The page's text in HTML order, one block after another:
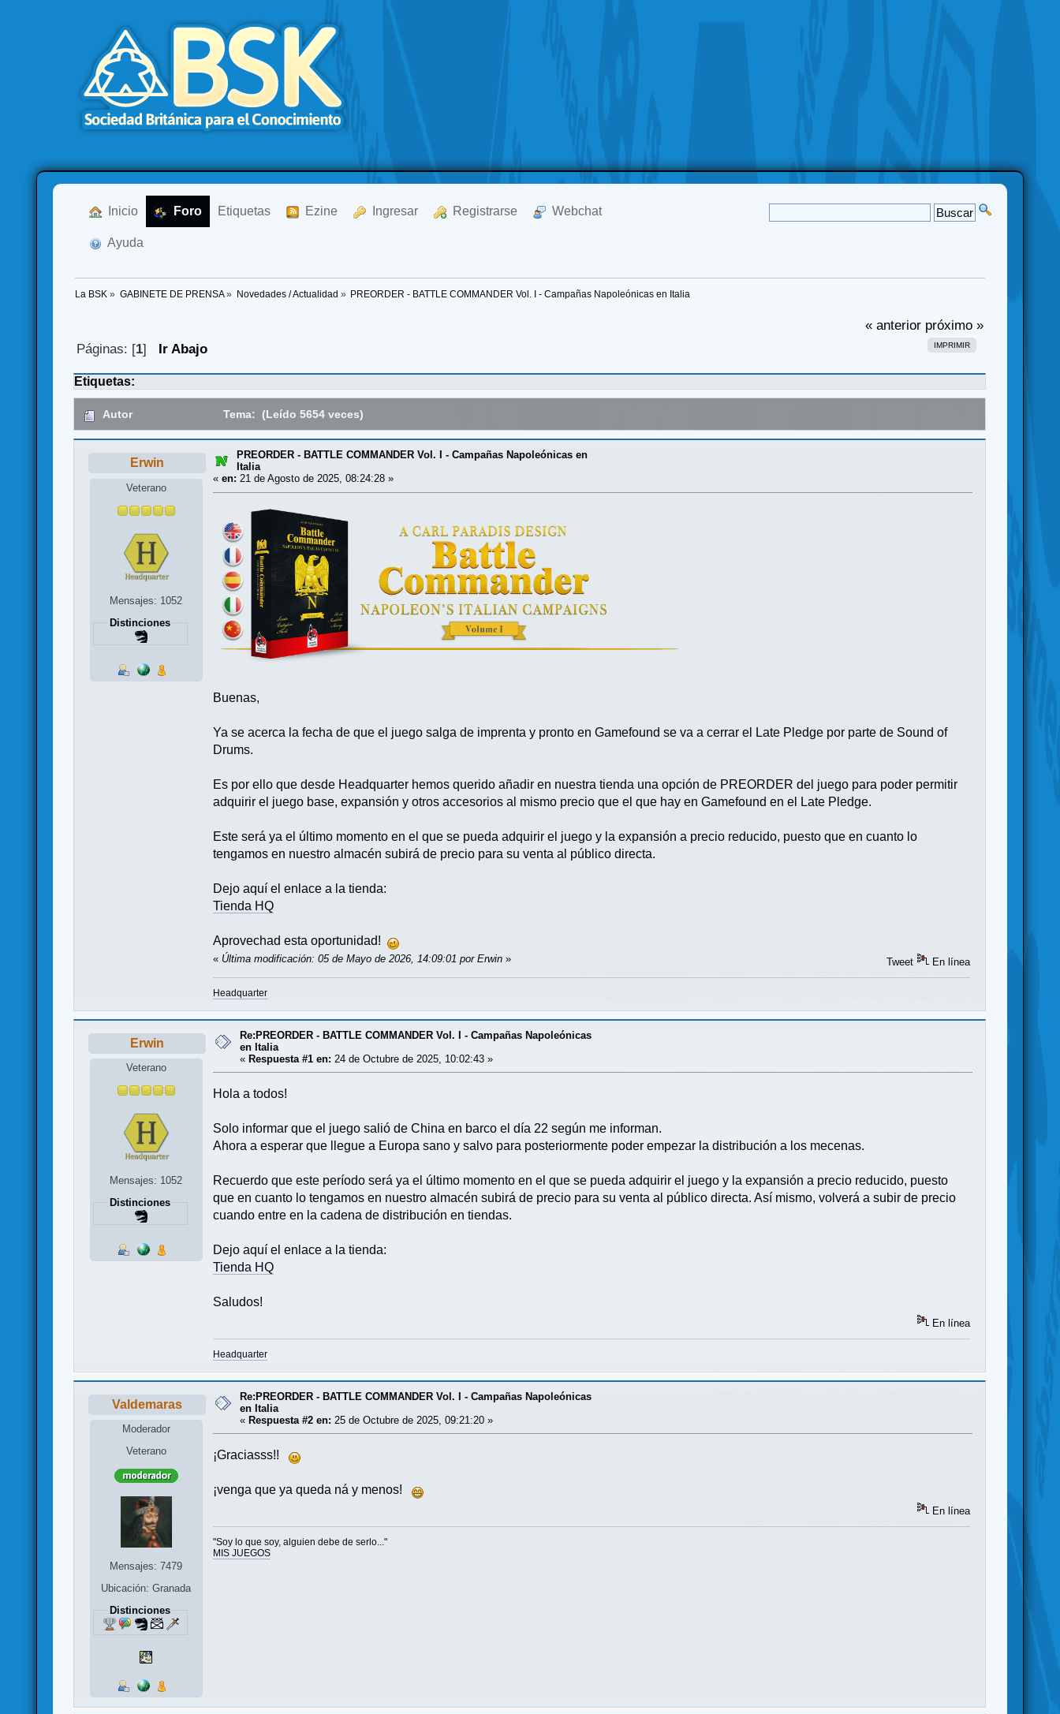
Inicio Foro Etiquetas Ezine Ingresar Registrarse Webchat
Ayuda
La BSK » GABINETE DE PRENSA» Novedades / Actualidad » PREORDER - BATTLE COMMANDER Vol. I - Campañas Napoleónicas en Italia
« anterior próximo »
IMPRIMIR
Páginas: [1] Ir Abajo
Etiquetas:
Autor Tema: (Leído 5654 veces)
Erwin
Veterano
Mensajes: 1052
Distinciones
PREORDER - BATTLE COMMANDER Vol. I - Campañas Napoleónicas en
Italia
«en: 21 de Agosto de 2025, 08:24:28 »
Buenas,
Ya se acerca la fecha de que el juego salga de imprenta y pronto en Gamefound se va a cerrar el Late Pledge por parte de Sound of
Drums.
Es por ello que desde Headquarter hemos querido añadir en nuestra tienda una opción de PREORDER del juego para poder permitir
adquirir el juego base, expansión y otros accesorios al mismo precio que el que hay en Gamefound en el Late Pledge.
Este será ya el último momento en el que se pueda adquirir el juego y la expansión a precio reducido, puesto que en cuanto lo
tengamos en nuestro almacén subirá de precio para su venta al público directa.
Dejo aquí el enlace a la tienda:
Tienda HQ
Aprovechad esta oportunidad!
« Última modificación: 05 de Mayo de 2026, 14:09:01 por Erwin » Tweet En línea
Headquarter
Erwin
Veterano
Mensajes: 1052
Distinciones
Re:PREORDER - BATTLE COMMANDER Vol. I - Campañas Napoleónicas
en Italia
«Respuesta #1 en: 24 de Octubre de 2025, 10:02:43 »
Hola a todos!
Solo informar que el juego salió de China en barco el día 22 según me informan.
Ahora a esperar que llegue a Europa sano y salvo para posteriormente poder empezar la distribución a los mecenas.
Recuerdo que este período será ya el último momento en el que se pueda adquirir el juego y la expansión a precio reducido, puesto
que en cuanto lo tengamos en nuestro almacén subirá de precio para su venta al público directa. Así mismo, volverá a subir de precio
cuando entre en la cadena de distribución en tiendas.
Dejo aquí el enlace a la tienda:
Tienda HQ
Saludos!
En línea
Headquarter
Valdemaras
Moderador
Veterano
Mensajes: 7479
Ubicación: Granada
Distinciones
Re:PREORDER - BATTLE COMMANDER Vol. I - Campañas Napoleónicas
en Italia
«Respuesta #2 en: 25 de Octubre de 2025, 09:21:20 »
¡Graciasss!!
¡venga que ya queda ná y menos!
En línea
"Soy lo que soy, alguien debe de serlo..."
MIS JUEGOS